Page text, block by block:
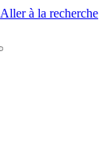
Aller à la recherche